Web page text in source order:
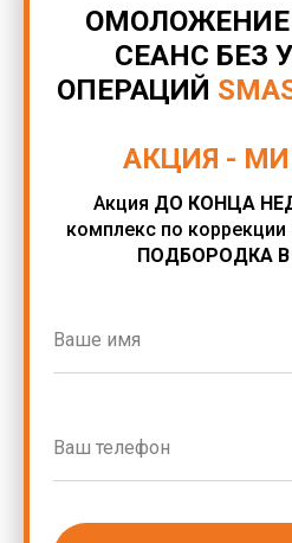
ОМОЛОЖЕНИЕ
СЕАНС БЕЗ
ОПЕРАЦИЙ
АКЦИЯ -
Акция ДО КОНЦА
комплекс по коррекции
ПОДБОРОДКА